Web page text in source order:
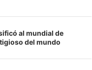
al mundial de
del mundo